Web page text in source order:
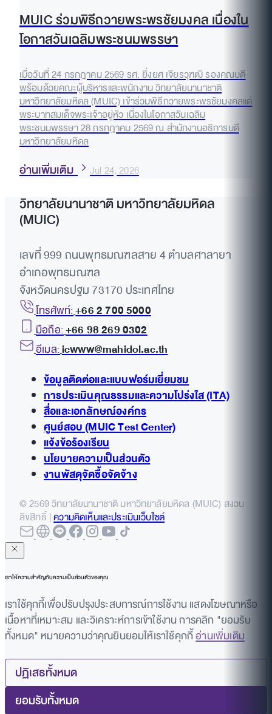
MUIC ร่วมพิธีถวายพระพรชัยมงคล เนื่องใน
โอกาสวันเฉลิมพระชนมพรรษา
เมื่อวันที่ 24 กรกฎาคม 2569 รศ. ยิ่งยศ เจียรวุฑฒิ รองคณบดี
พร้อมด้วยคณะผู้บริหารและพนักงาน วิทยาลัยนานาชาติ
มหาวิทยาลัยมหิดล (MUIC) เข้าร่วมพิธีถวายพระพรชัยมงคลแด่
พระบาทสมเด็จพระเจ้าอยู่หัว เนื่องในโอกาสวันเฉลิม
พระชนมพรรษา 28 กรกฎาคม 2569 ณ สำนักงานอธิการบดี
มหาวิทยาลัยมหิดล
อ่านเพิ่มเติม Jul 24, 2026
วิทยาลัยนานาชาติ มหาวิทยาลัยมหิดล
(MUIC)
เลขที่ 999 ถนนพุทธมณฑลสาย 4 ตำบลศาลายา
อำเภอพุทธมณฑล
จังหวัดนครปฐม 73170 ประเทศไทย
โทรศัพท์:+66 2 700 5000
มือถือ:+66 98 269 0302
อีเมล:icwww@mahidol.ac.th
ข้อมูลติดต่อและแบบฟอร์มเยี่ยมชม
การประเมินคุณธรรมและความโปร่งใส (ITA)
สื่อและเอกลักษณ์องค์กร
ศูนย์สอบ (MUIC Test Center)
แจ้งข้อร้องเรียน
นโยบายความเป็นส่วนตัว
งานพัสดุจัดซื้อจัดจ้าง
© 2569 วิทยาลัยนานาชาติ มหาวิทยาลัยมหิดล (MUIC) สงวน
ลิขสิทธิ์ |ความคิดเห็นและประเมินเว็บไซต์
เราให้ความสำคัญกับความเป็นส่วนตัวของคุณ
เราใช้คุกกี้เพื่อปรับปรุงประสบการณ์การใช้งาน แสดงโฆษณาหรือ
เนื้อหาที่เหมาะสม และวิเคราะห์การเข้าใช้งาน การคลิก "ยอมรับ
ทั้งหมด" หมายความว่าคุณยินยอมให้เราใช้คุกกี้อ่านเพิ่มเติม
ปฏิเสธทั้งหมด
ยอมรับทั้งหมด